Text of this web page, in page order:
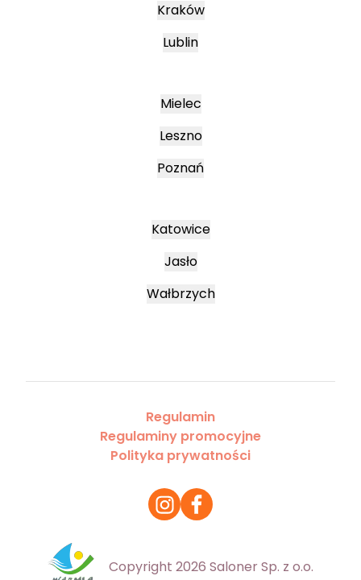
Kraków
Lublin
Mielec
Leszno
Poznań
Katowice
Jasło
Wałbrzych
Regulamin
Regulaminy promocyjne
Polityka prywatności
Copyright 2026 Saloner Sp. z o.o.